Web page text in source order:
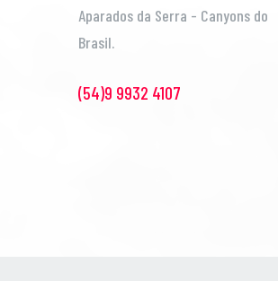
Aparados da Serra - Canyons do
Brasil.
(54)9 9932 4107